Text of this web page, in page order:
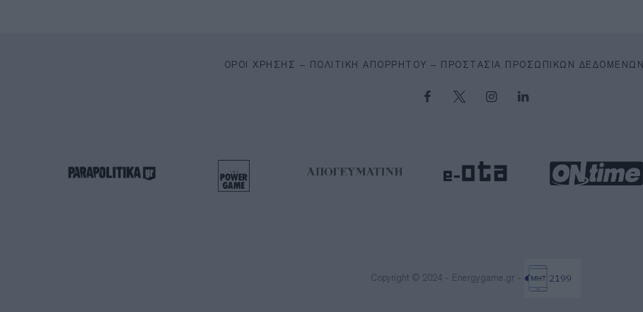
ΌΡΟΙ ΧΡΉΣΗΣ – ΠΟΛΙΤΙΚΉ ΑΠΟΡΡΉΤΟΥ – ΠΡΟΣΤΑΣΊΑ ΠΡΟΣΩΠΙΚΏΝ ΔΕΔΟΜΈΝΩΝ
Copyright © 2024 - Energygame.gr -